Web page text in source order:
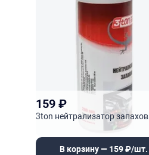
159₽
3ton нейтрализатор запахов
В корзину — 159 ₽/шт.